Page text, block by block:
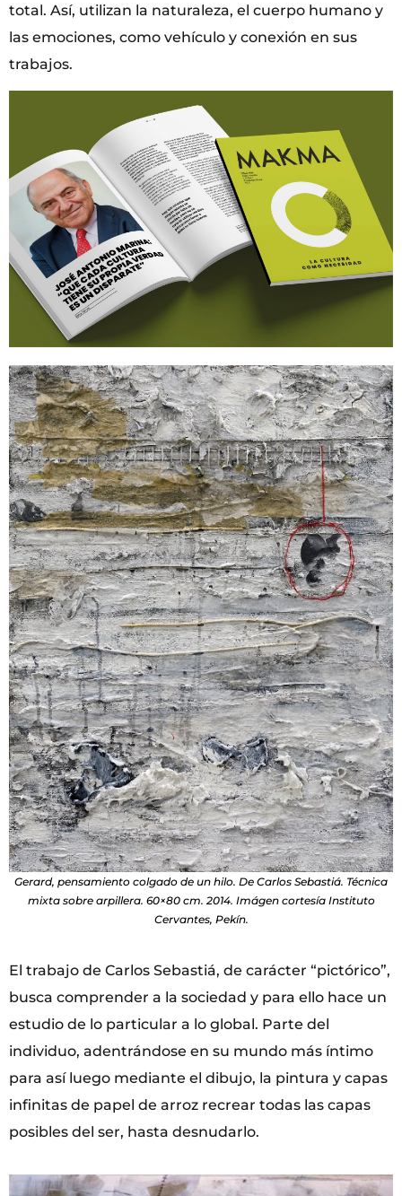
total. Así, utilizan la naturaleza, el cuerpo humano y
las emociones, como vehículo y conexión en sus
trabajos.
Gerard, pensamiento colgado de un hilo. De Carlos Sebastiá. Técnica
mixta sobre arpillera. 60×80 cm. 2014. Imágen cortesía Instituto
Cervantes, Pekín.
El trabajo de Carlos Sebastiá, de carácter “pictórico”,
busca comprender a la sociedad y para ello hace un
estudio de lo particular a lo global. Parte del
individuo, adentrándose en su mundo más íntimo
para así luego mediante el dibujo, la pintura y capas
infinitas de papel de arroz recrear todas las capas
posibles del ser, hasta desnudarlo.